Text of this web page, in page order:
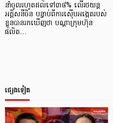
នាំចូលរហូតដល់ទៅ៣៨% លើរថយន្ត
អគ្គិសនីចិន បន្ទាប់ពីការស៊ើបអង្កេតរបស់
ខ្លួនបានរកឃើញថា បណ្ដាក្រុមហ៊ុន
ផលិត…
ផ្សេងទៀត